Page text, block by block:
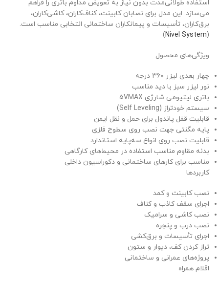
استفاده طولانی‌مدت بدون نیاز به تعویض مداوم باتری را فراهم
می‌سازد. این مدل برای نصابان کابینت، کناف‌کاران، کاشی‌کاران،
برق‌کاران، تأسیسات و پیمانکاران ساختمانی انتخابی مناسب است.
(
Nivel System
)
ویژگی‌های محصول
چهار بعدی لیزر ۳۶۰ درجه
نور لیزر سبز با دید مناسب
باتری لیتیومی شارژی 5VMAX
سیستم خودتراز (Self Leveling)
قابلیت قفل پاندول برای حمل و نقل ایمن
پایه مگنتی جهت نصب روی سطوح فلزی
قابلیت نصب روی انواع سه‌پایه استاندارد
بدنه مقاوم مناسب استفاده در محیط‌های کارگاهی
مناسب برای کارهای ساختمانی و دکوراسیون داخلی
کاربردها
نصب کابینت و کمد
اجرای سقف کاذب و کناف
نصب کاشی و سرامیک
نصب درب و پنجره
اجرای تأسیسات و برق‌کشی
تراز کردن کف، دیوار و ستون
پروژه‌های عمرانی و ساختمانی
اقلام همراه